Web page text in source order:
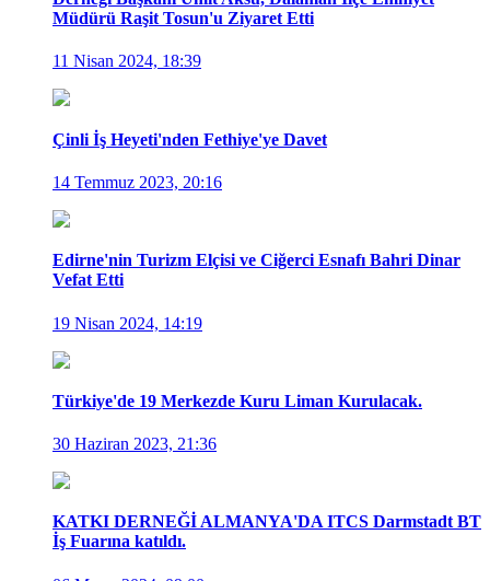
Müdürü Raşit Tosun'u Ziyaret Etti
11 Nisan 2024, 18:39
Çinli İş Heyeti'nden Fethiye'ye Davet
14 Temmuz 2023, 20:16
Edirne'nin Turizm Elçisi ve Ciğerci Esnafı Bahri Dinar
Vefat Etti
19 Nisan 2024, 14:19
Türkiye'de 19 Merkezde Kuru Liman Kurulacak.
30 Haziran 2023, 21:36
KATKI DERNEĞİ ALMANYA'DA ITCS Darmstadt BT
İş Fuarına katıldı.